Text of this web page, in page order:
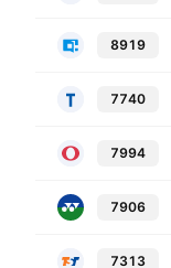
8919
7740
7994
7906
7313